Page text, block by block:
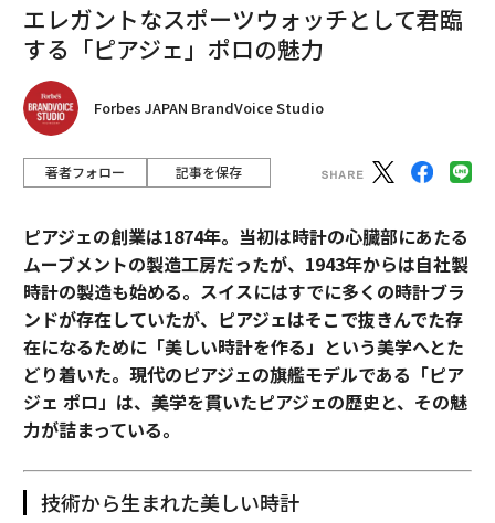
エレガントなスポーツウォッチとして君臨
する「ピアジェ」ポロの魅力
Forbes JAPAN BrandVoice Studio
著者フォロー 記事を保存
ピアジェの創業は1874年。当初は時計の心臓部にあたる
ムーブメントの製造工房だったが、1943年からは自社製
時計の製造も始める。スイスにはすでに多くの時計ブラ
ンドが存在していたが、ピアジェはそこで抜きんでた存
在になるために「美しい時計を作る」という美学へとた
どり着いた。現代のピアジェの旗艦モデルである「ピア
ジェ ポロ」は、美学を貫いたピアジェの歴史と、その魅
力が詰まっている。
技術から生まれた美しい時計